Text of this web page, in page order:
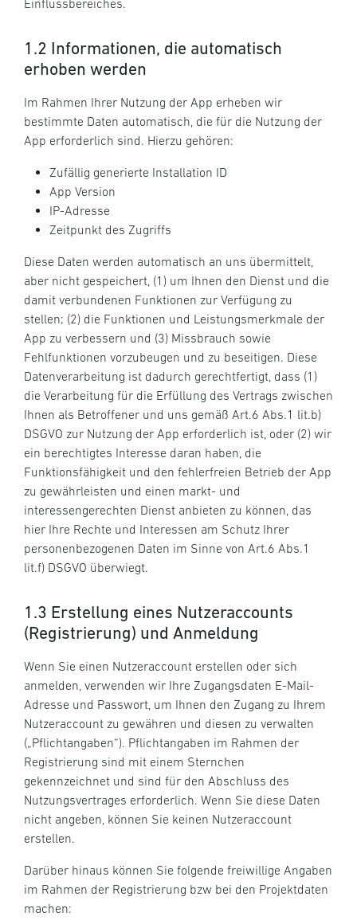
Einflussbereiches.
1.2 Informationen, die automatisch
erhoben werden
Im Rahmen Ihrer Nutzung der App erheben wir
bestimmte Daten automatisch, die für die Nutzung der
App erforderlich sind. Hierzu gehören:
Zufällig generierte Installation ID
App Version
IP-Adresse
Zeitpunkt des Zugriffs
Diese Daten werden automatisch an uns übermittelt,
aber nicht gespeichert, (1) um Ihnen den Dienst und die
damit verbundenen Funktionen zur Verfügung zu
stellen; (2) die Funktionen und Leistungsmerkmale der
App zu verbessern und (3) Missbrauch sowie
Fehlfunktionen vorzubeugen und zu beseitigen. Diese
Datenverarbeitung ist dadurch gerechtfertigt, dass (1)
die Verarbeitung für die Erfüllung des Vertrags zwischen
Ihnen als Betroffener und uns gemäß Art.6 Abs.1 lit.b)
DSGVO zur Nutzung der App erforderlich ist, oder (2) wir
ein berechtigtes Interesse daran haben, die
Funktionsfähigkeit und den fehlerfreien Betrieb der App
zu gewährleisten und einen markt- und
interessengerechten Dienst anbieten zu können, das
hier Ihre Rechte und Interessen am Schutz Ihrer
personenbezogenen Daten im Sinne von Art.6 Abs.1
lit.f) DSGVO überwiegt.
1.3 Erstellung eines Nutzeraccounts
(Registrierung) und Anmeldung
Wenn Sie einen Nutzeraccount erstellen oder sich
anmelden, verwenden wir Ihre Zugangsdaten E-Mail-
Adresse und Passwort, um Ihnen den Zugang zu Ihrem
Nutzeraccount zu gewähren und diesen zu verwalten
(„Pflichtangaben“). Pflichtangaben im Rahmen der
Registrierung sind mit einem Sternchen
gekennzeichnet und sind für den Abschluss des
Nutzungsvertrages erforderlich. Wenn Sie diese Daten
nicht angeben, können Sie keinen Nutzeraccount
erstellen.
Darüber hinaus können Sie folgende freiwillige Angaben
im Rahmen der Registrierung bzw bei den Projektdaten
machen: